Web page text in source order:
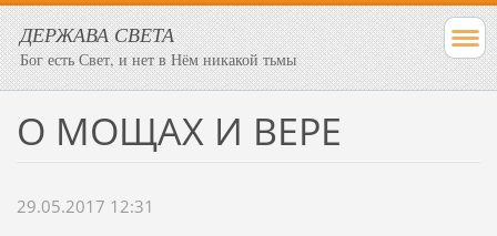
ДЕРЖАВА СВЕТА
Бог есть Свет, и нет в Нём никакой тьмы
О МОЩАХ И ВЕРЕ
29.05.2017 12:31